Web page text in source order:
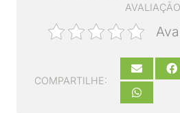
COMPARTILHE: